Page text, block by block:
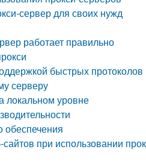
сервер для своих нужд
работает правильно
быстрых протоколов
серверу
локальном уровне
обеспечения
при использовании